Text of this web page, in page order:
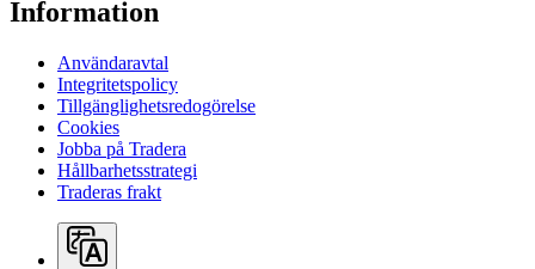
Information
Användaravtal
Integritetspolicy
Tillgänglighetsredogörelse
Cookies
Jobba på Tradera
Hållbarhetsstrategi
Traderas frakt